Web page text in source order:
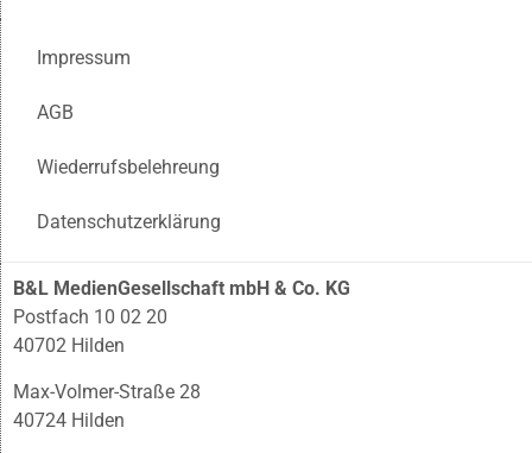
Impressum
AGB
Wiederrufsbelehreung
Datenschutzerklärung
B&L MedienGesellschaft mbH & Co. KG
Postfach 10 02 20
40702 Hilden
Max-Volmer-Straße 28
40724 Hilden